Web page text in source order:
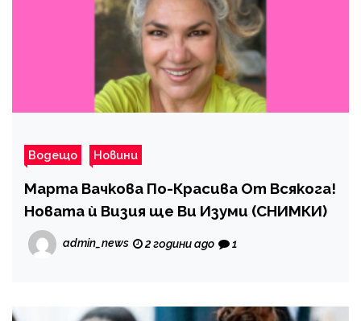
Водещо Новини
Марта Вачкова По-Красива От Всякога!
Новата ѝ Визия ще Ви Изуми (СНИМКИ)
admin_news 2 години ago 1